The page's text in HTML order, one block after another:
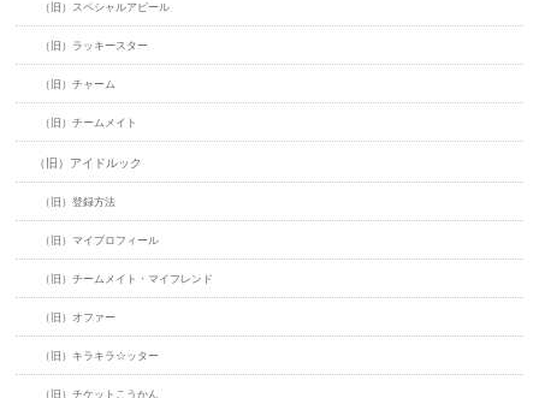
（旧）スペシャルアピール
（旧）ラッキースター
（旧）チャーム
（旧）チームメイト
（旧）アイドルック
（旧）登録方法
（旧）マイプロフィール
（旧）チームメイト・マイフレンド
（旧）オファー
（旧）キラキラ☆ッター
（旧）チケットこうかん